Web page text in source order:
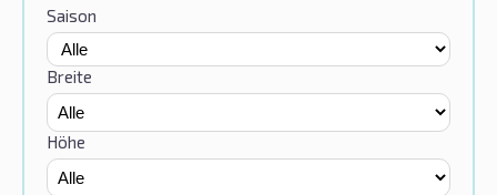
Saison
Breite
Höhe